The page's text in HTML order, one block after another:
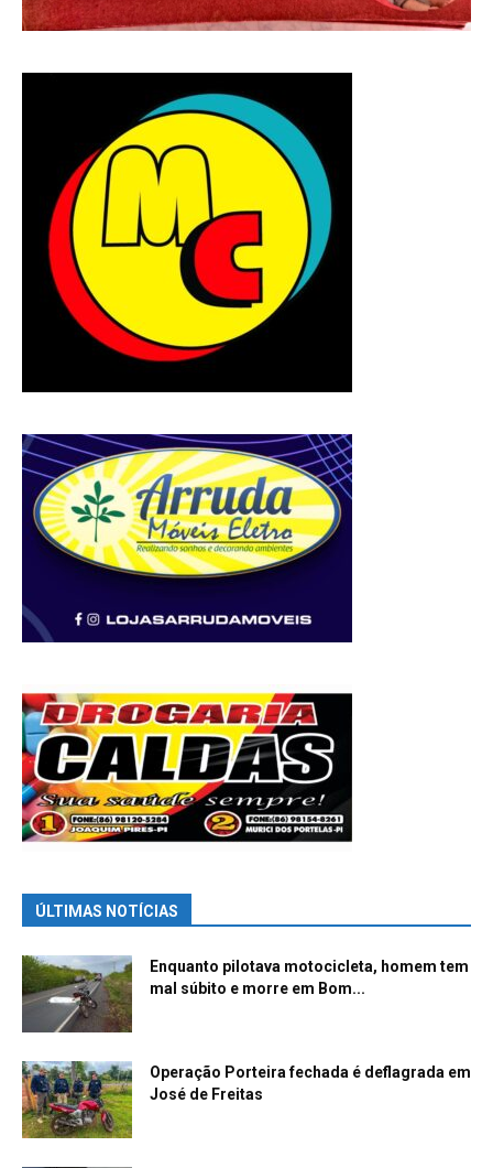
ÚLTIMAS NOTÍCIAS
Enquanto pilotava motocicleta, homem tem
mal súbito e morre em Bom...
Operação Porteira fechada é deflagrada em
José de Freitas